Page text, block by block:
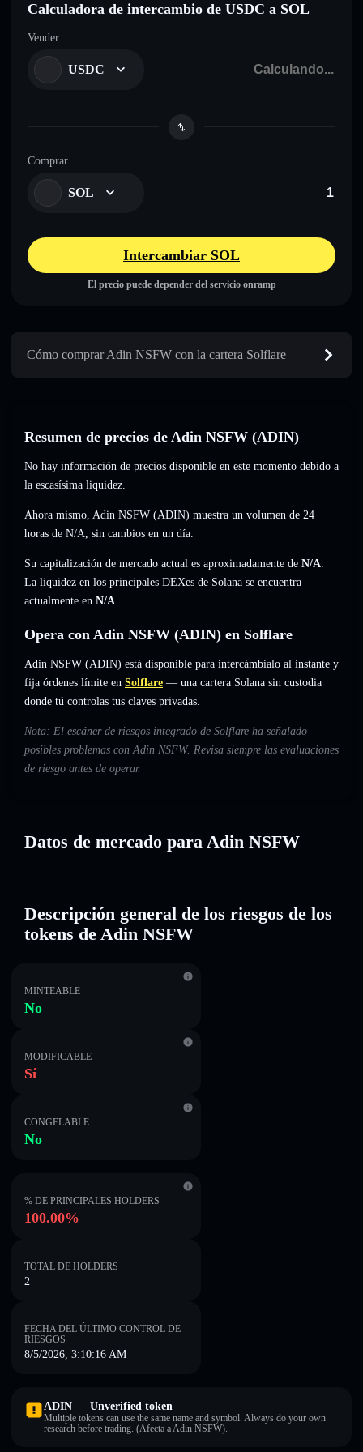
Calculadora de intercambio de USDC a SOL
Vender
USDC
Comprar
SOL
Intercambiar SOL
El precio puede depender del servicio onramp
Cómo comprar Adin NSFW con la cartera Solflare
Resumen de precios de Adin NSFW (ADIN)
No hay información de precios disponible en este momento debido a
la escasísima liquidez.
Ahora mismo, Adin NSFW (ADIN) muestra un volumen de 24
horas de N/A, sin cambios en un día.
Su capitalización de mercado actual es aproximadamente de N/A.
La liquidez en los principales DEXes de Solana se encuentra
actualmente en N/A.
Opera con Adin NSFW (ADIN) en Solflare
Adin NSFW (ADIN) está disponible para intercámbialo al instante y
fija órdenes límite en Solflare — una cartera Solana sin custodia
donde tú controlas tus claves privadas.
Nota: El escáner de riesgos integrado de Solflare ha señalado
posibles problemas con Adin NSFW. Revisa siempre las evaluaciones
de riesgo antes de operar.
Datos de mercado para Adin NSFW
Descripción general de los riesgos de los
tokens de Adin NSFW
MINTEABLE
No
MODIFICABLE
Sí
CONGELABLE
No
% DE PRINCIPALES HOLDERS
100.00%
TOTAL DE HOLDERS
2
FECHA DEL ÚLTIMO CONTROL DE
RIESGOS
8/5/2026, 3:10:16 AM
ADIN — Unverified token
Multiple tokens can use the same name and symbol. Always do your own
research before trading. (Afecta a Adin NSFW).